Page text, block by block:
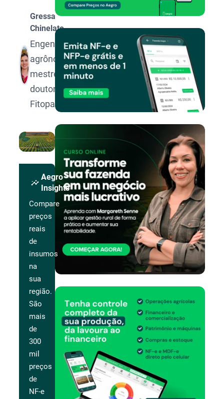
Gressa
Chinelato
Engenheira
agrônoma,
mestre e
doutora em
Fitopatologia.
insights
Aegro
Insights
Compare
preços
reais
de
insumos
na
sua
região.
São
mais
de
300
mil
preços
de
NF-e